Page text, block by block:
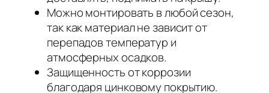
Можно монтировать в любой сезон,
так как материал не зависит от
перепадов температур и
атмосферных осадков.
Защищенность от коррозии
благодаря цинковому покрытию.